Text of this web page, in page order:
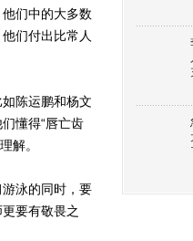
们中的大多数
们付出比常人
陈运鹏和杨文
懂得“唇亡齿
解。
泳的同时，要
要有敬畏之